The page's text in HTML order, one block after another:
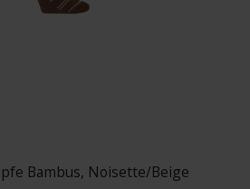
Bambus, Noisette/Beige